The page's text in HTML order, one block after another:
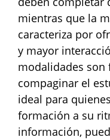
mientras que la
caracteriza por
y mayor
modalidades son
compaginar el
ideal para
formación a su
información,